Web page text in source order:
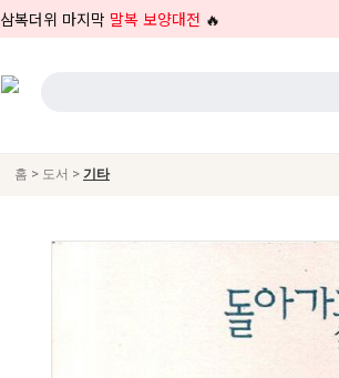
삼복더위 마지막 말복 보양대전 🔥
홈 > 도서 > 기타